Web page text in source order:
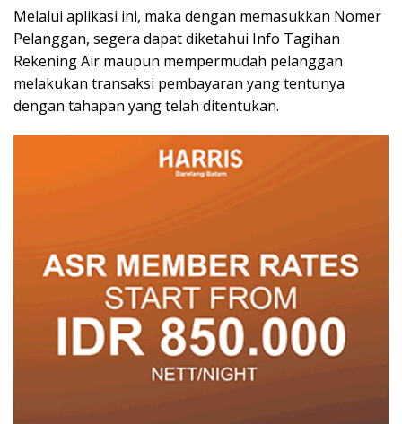
Melalui aplikasi ini, maka dengan memasukkan Nomer
Pelanggan, segera dapat diketahui Info Tagihan
Rekening Air maupun mempermudah pelanggan
melakukan transaksi pembayaran yang tentunya
dengan tahapan yang telah ditentukan.